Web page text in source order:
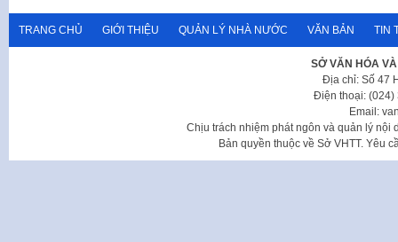
TRANG CHỦ GIỚI THIỆU QUẢN LÝ NHÀ NƯỚC VĂN BẢN TIN
SỞ VĂN HÓA
Địa chỉ: Số 47
Điện thoại: (024)
Email:
Chịu trách nhiệm phát ngôn và quản lý nội
Bản quyền thuộc về Sở VHTT. Yêu